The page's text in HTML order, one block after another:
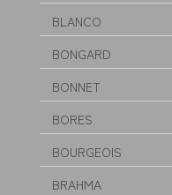
BLANCO
BONGARD
BONNET
BORES
BOURGEOIS
BRAHMA